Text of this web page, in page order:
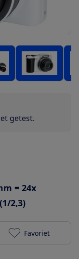
getest.
= 24x
2,3)
Rollei
Favoriet